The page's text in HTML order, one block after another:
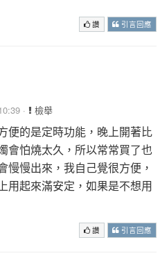
讚 引言回應
· 檢舉
便的是定時功能，晚上開著比
會怕燒太久，所以常常買了也
慢慢出來，我自己覺很方便，
用起來滿安定，如果是不想用
讚 引言回應